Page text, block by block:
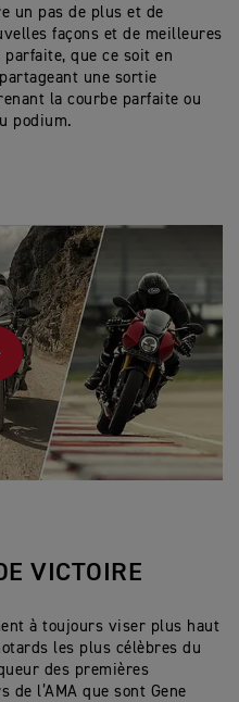
un pas de plus et de
façons et de meilleures
parfaite, que ce soit en
une sortie
la courbe parfaite ou
podium.
VICTOIRE
à toujours viser plus haut
les plus célèbres du
des premières
de l’AMA que sont Gene